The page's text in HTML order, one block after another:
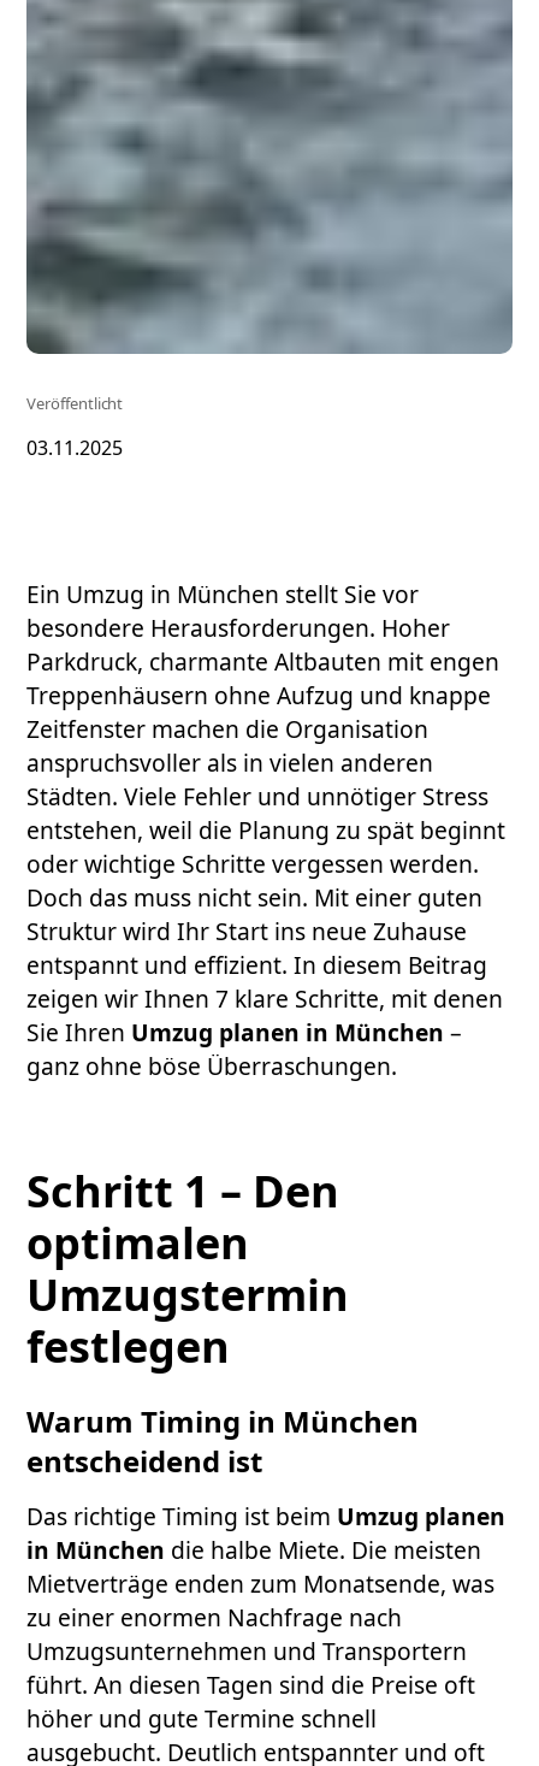
Veröffentlicht
03.11.2025
Ein Umzug in München stellt Sie vor
besondere Herausforderungen. Hoher
Parkdruck, charmante Altbauten mit engen
Treppenhäusern ohne Aufzug und knappe
Zeitfenster machen die Organisation
anspruchsvoller als in vielen anderen
Städten. Viele Fehler und unnötiger Stress
entstehen, weil die Planung zu spät beginnt
oder wichtige Schritte vergessen werden.
Doch das muss nicht sein. Mit einer guten
Struktur wird Ihr Start ins neue Zuhause
entspannt und effizient. In diesem Beitrag
zeigen wir Ihnen 7 klare Schritte, mit denen
Sie Ihren Umzug planen in München –
ganz ohne böse Überraschungen.
Schritt 1 – Den
optimalen
Umzugstermin
festlegen
Warum Timing in München
entscheidend ist
Das richtige Timing ist beim Umzug planen
in München die halbe Miete. Die meisten
Mietverträge enden zum Monatsende, was
zu einer enormen Nachfrage nach
Umzugsunternehmen und Transportern
führt. An diesen Tagen sind die Preise oft
höher und gute Termine schnell
ausgebucht. Deutlich entspannter und oft